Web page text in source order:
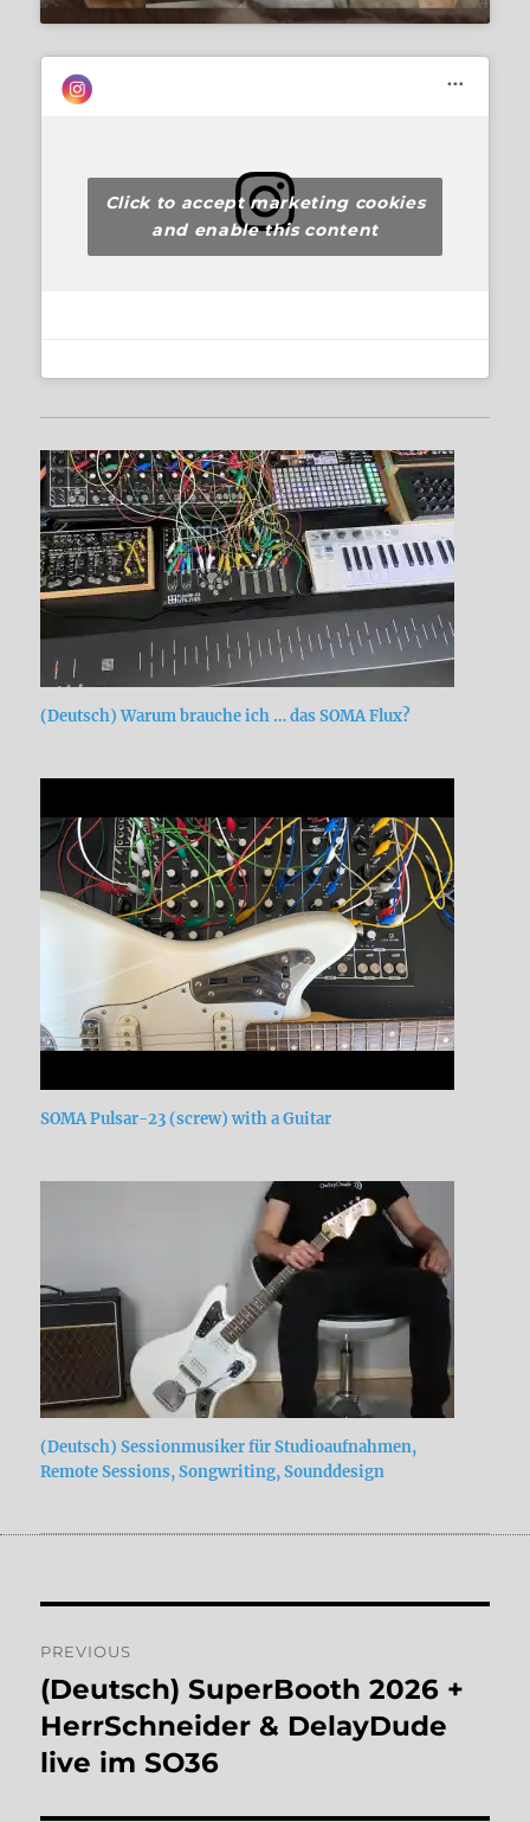
Click to accept marketing cookies
and enable this content
(Deutsch) Warum brauche ich … das SOMA Flux?
SOMA Pulsar-23 (screw) with a Guitar
(Deutsch) Sessionmusiker für Studioaufnahmen,
Remote Sessions, Songwriting, Sounddesign
navigation
PREVIOUS
Previous
post:
(Deutsch) SuperBooth 2026 +
HerrSchneider & DelayDude
live im SO36